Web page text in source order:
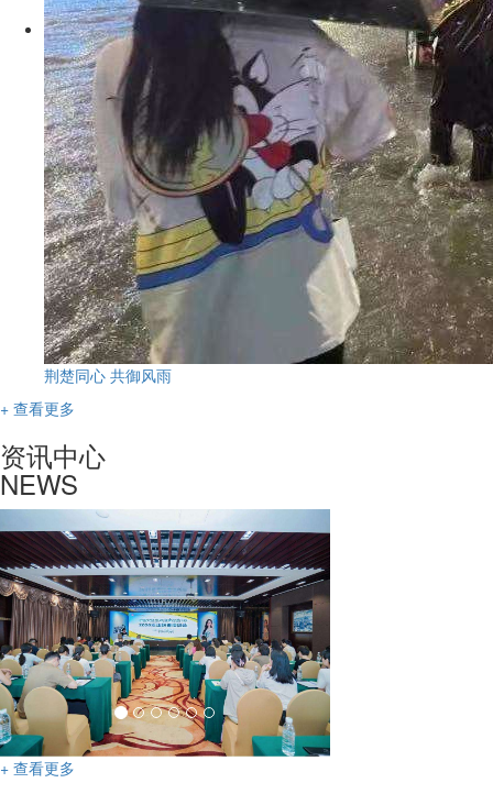
荆楚同心 共御风雨
+ 查看更多
资讯中心
NEWS
+ 查看更多